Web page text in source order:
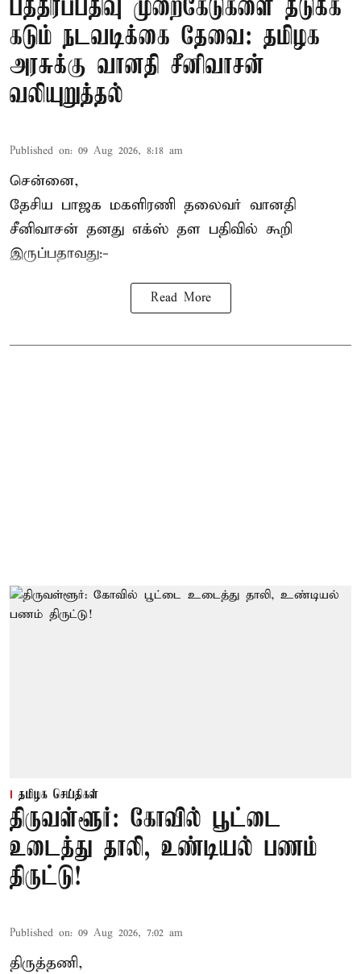
பத்திரப்பதிவு முறைகேடுகளை தடுக்க
கடும் நடவடிக்கை தேவை: தமிழக
அரசுக்கு வானதி சீனிவாசன்
வலியுறுத்தல்
Published on: 09 Aug 2026, 8:18 am
சென்னை,
தேசிய பாஜக மகளிரணி தலைவர் வானதி
சீனிவாசன் தனது எக்ஸ் தள பதிவில் கூறி
இருப்பதாவது:-
Read More
தமிழக செய்திகள்
திருவள்ளூர்: கோவில் பூட்டை
உடைத்து தாலி, உண்டியல் பணம்
திருட்டு!
Published on: 09 Aug 2026, 7:02 am
திருத்தணி,